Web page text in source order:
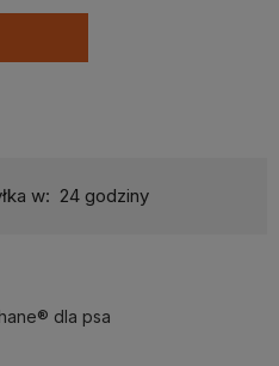
w: 24 godziny
dla psa